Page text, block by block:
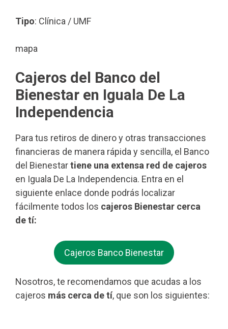
Tipo: Clínica / UMF
mapa
Cajeros del Banco del
Bienestar en Iguala De La
Independencia
Para tus retiros de dinero y otras transacciones
financieras de manera rápida y sencilla, el Banco
del Bienestartiene una extensa red de cajeros
en Iguala De La Independencia. Entra en el
siguiente enlace donde podrás localizar
fácilmente todos los cajeros Bienestar cerca
de tí:
Cajeros Banco Bienestar
Nosotros, te recomendamos que acudas a los
cajeros más cerca de tí, que son los siguientes: